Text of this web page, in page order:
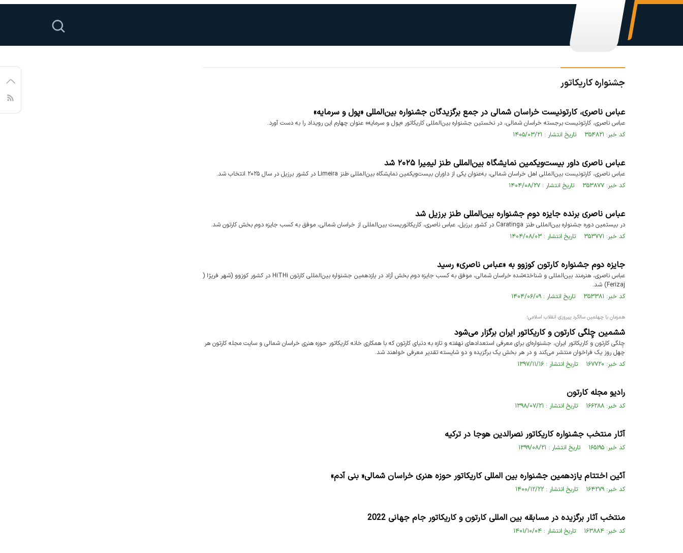
جشنواره کاریکاتور
عباس ناصری، کارتونیست خراسان شمالی در جمع برگزیدگان جشنواره بین‌المللی «پول و سرمایه»
عباس ناصری، کارتونیست برجسته خراسان شمالی، در نخستین جشنواره بین‌المللی کاریکاتور «پول و سرمایه» عنوان چهارم این رویداد را به دست آورد.
کد خبر: ۳۵۴۸۲۱ تاریخ انتشار : ۱۴۰۵/۰۳/۲۱
عباس ناصری داور بیست‌ویکمین نمایشگاه بین‌المللی طنز لیمِیرا ۲۰۲۵ شد
عباس ناصری، کارتونیست بین‌المللی اهل خراسان شمالی، به‌عنوان یکی از داوران بیست‌ویکمین نمایشگاه بین‌المللی طنز Limeira در کشور برزیل در سال ۲۰۲۵ انتخاب شد.
کد خبر: ۳۵۳۸۷۷ تاریخ انتشار : ۱۴۰۴/۰۸/۲۷
عباس ناصری برنده جایزه دوم جشنواره بین‌المللی طنز برزیل شد
در بیستمین دوره جشنواره بین‌المللی طنز Caratinga در کشور برزیل، عباس ناصری، کاریکاتوریست بین‌المللی از خراسان شمالی، موفق به کسب جایزه دوم بخش کارتون شد.
کد خبر: ۳۵۳۷۷۱ تاریخ انتشار : ۱۴۰۴/۰۸/۰۳
جایزه دوم جشنواره کارتون کوزوو به «عباس ناصری» رسید
عباس ناصری، هنرمند بین‌المللی و شناخته‌شده خراسان شمالی، موفق به کسب جایزه دوم بخش آزاد در یازدهمین جشنواره بین‌المللی کارتون HiTHi در کشور کوزوو (شهر فریژا (
Ferizaj) شد.
کد خبر: ۳۵۳۳۸۱ تاریخ انتشار : ۱۴۰۴/۰۶/۰۹
همزمان با چهلمین سالگرد پیروزی انقلاب اسلامی؛
ششمین چِلگی کارتون و کاریکاتور ایران برگزار می‌شود
چِلگی کارتون و کاریکاتور ایران، جشنواره‌ای برای معرفی استعدادهای نهفته و تازه به دنیای کارتون که با همکاری خانه کاریکاتور حوزه هنری خراسان شمالی و سایت مجله کارتون هر
چهل روز یک فراخوان منتشر می‌کند و در هر بخش یک برگزیده و دو شایسته تقدیر معرفی خواهند شد.
کد خبر: ۱۶۷۷۲۰ تاریخ انتشار : ۱۳۹۷/۱۱/۱۶
رادیو مجله کارتون
کد خبر: ۱۶۶۲۸۸ تاریخ انتشار : ۱۳۹۸/۰۷/۲۱
آثار منتخب جشنواره کاریکاتور نصرالدین هوجا در ترکیه
کد خبر: ۱۶۵۱۹۵ تاریخ انتشار : ۱۳۹۹/۰۸/۲۱
آئین اختتام یازدهمین جشنواره بین المللی کاریکاتور حوزه هنری خراسان شمالی« بنی آدم»
کد خبر: ۱۶۴۲۷۹ تاریخ انتشار : ۱۴۰۰/۱۲/۲۲
منتخب آثار برگزیده در مسابقه بین المللی کارتون و کاریکاتور جام جهانی 2022
کد خبر: ۱۶۳۸۸۴ تاریخ انتشار : ۱۴۰۱/۱۰/۰۴